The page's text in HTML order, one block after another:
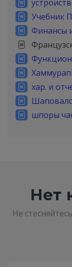
Учебник
Финансы
хар. и
шпоры
Нет
Не